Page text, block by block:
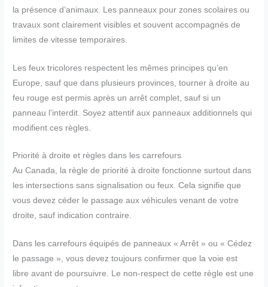
la présence d’animaux. Les panneaux pour zones scolaires ou
travaux sont clairement visibles et souvent accompagnés de
limites de vitesse temporaires.
Les feux tricolores respectent les mêmes principes qu’en
Europe, sauf que dans plusieurs provinces, tourner à droite au
feu rouge est permis après un arrêt complet, sauf si un
panneau l’interdit. Soyez attentif aux panneaux additionnels qui
modifient ces règles.
Priorité à droite et règles dans les carrefours
Au Canada, la règle de priorité à droite fonctionne surtout dans
les intersections sans signalisation ou feux. Cela signifie que
vous devez céder le passage aux véhicules venant de votre
droite, sauf indication contraire.
Dans les carrefours équipés de panneaux « Arrêt » ou « Cédez
le passage », vous devez toujours confirmer que la voie est
libre avant de poursuivre. Le non-respect de cette règle est une